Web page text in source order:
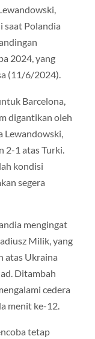
saat Polandia
2024, yang
(11/6/2024).
Barcelona,
digantikan oleh
Lewandowski,
2-1 atas Turki.
kondisi
segera
mengingat
Milik, yang
atas Ukraina
Ditambah
cedera
menit ke-12.
tetap